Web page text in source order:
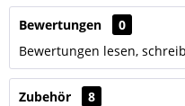
Bewertungen
0
Bewertungen lesen,
Zubehör 8